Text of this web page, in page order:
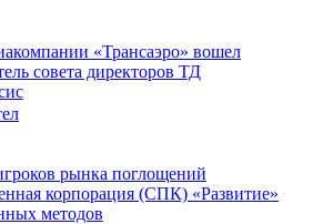
«Трансаэро» вошел
совета директоров ТД
рынка поглощений
корпорация (СПК) «Развитие»
методов